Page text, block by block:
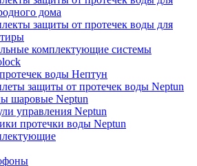
дома
защиты от протечек воды для
комплектующие системы
воды Нептун
защиты от протечек воды Neptun
шаровые Neptun
управления Neptun
протечки воды Neptun